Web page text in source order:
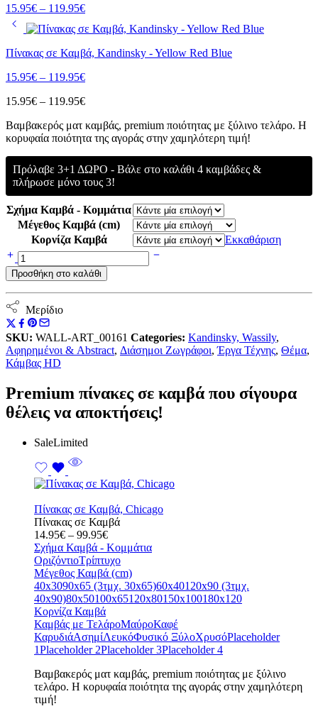
15.95€ – 119.95€Price
15.95€
through
119.95€
Πίνακας σε Καμβά, Kandinsky - Yellow Red Blue
15.95€ – 119.95€Price
15.95€
119.95€
15.95€ – 119.95€Price
15.95€
through
Bαμβακερός ματ καμβάς, premium ποιότητας με ξύλινο τελάρο. Η
κορυφαία ποιότητα της αγοράς στην χαμηλότερη τιμή!
Πρόλαβε 3+1 ΔΩΡΟ - Βάλε στο καλάθι 4 καμβάδες &
πλήρωσε μόνο τους 3!
Σχήμα Καμβά - Κομμάτια
Μέγεθος Καμβά (cm)
Κορνίζα Καμβά
Εκκαθάριση
Πίνακας
σε
Καμβά,
Kandinsky
-
Noeud
Rouge
ποσότητα
Προσθήκη στο καλάθι
Μερίδιο
SKU: WALL-ART_00161 Categories: Kandinsky, Wassily,
Αφηρημένοι & Abstract, Διάσημοι Ζωγράφοι,Έργα Τέχνης, Θέμα,
Κάμβας HD
Premium πίνακες σε καμβά που σίγουρα
θέλεις να αποκτήσεις!
SaleLimited
Πίνακας σε Καμβά, Chicago
Πίνακας σε Καμβά
14.95€ – 99.95€Price
range:
14.95€
through
99.95€
Σχήμα Καμβά - Κομμάτια
ΟριζόντιοΤρίπτυχο
Μέγεθος Καμβά (cm)
40x3090x65 (3τμχ. 30x65)60x40120x90 (3τμχ.
40x90)80x50100x65120x80150x100180x120
Κορνίζα Καμβά
Καμβάς με ΤελάροΜαύροΚαφέ
ΚαρυδιάΑσημίΛευκόΦυσικό ΞύλοΧρυσόPlaceholder
1Placeholder 2Placeholder 3Placeholder 4
Bαμβακερός ματ καμβάς, premium ποιότητας με ξύλινο
τελάρο. Η κορυφαία ποιότητα της αγοράς στην χαμηλότερη
τιμή!